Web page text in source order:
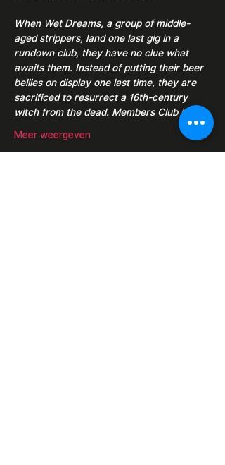
When Wet Dreams, a group of middle-
aged strippers, land one last gig in a
rundown club, they have no clue what
awaits them. Instead of putting their beer
bellies on display one last time, they are
sacrificed to resurrect a 16th-century
witch from the dead. Members Club is…
Meer weergeven